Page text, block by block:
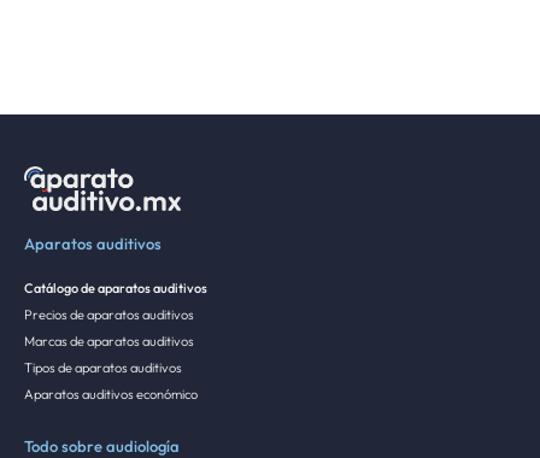
Aparatos auditivos
Catálogo de aparatos auditivos
Precios de aparatos auditivos
Marcas de aparatos auditivos
Tipos de aparatos auditivos
Aparatos auditivos económico
Todo sobre audiología